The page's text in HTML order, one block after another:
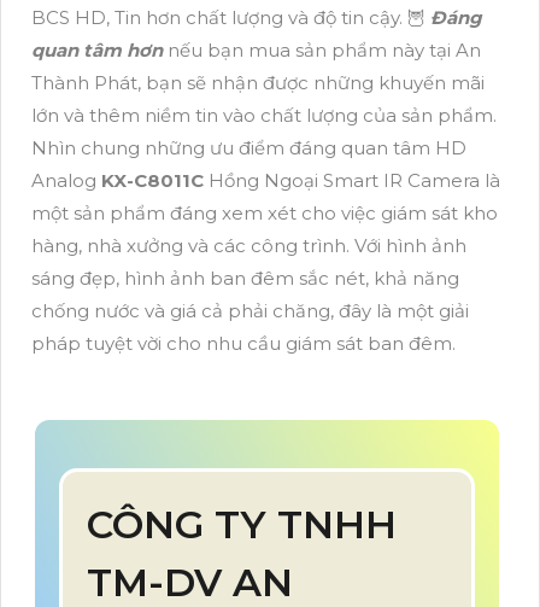
BCS HD, Tin hơn chất lượng và độ tin cậy. 🦉 Đáng
quan tâm hơn nếu bạn mua sản phẩm này tại An
Thành Phát, bạn sẽ nhận được những khuyến mãi
lớn và thêm niềm tin vào chất lượng của sản phẩm.
Nhìn chung những ưu điểm đáng quan tâm HD
Analog KX-C8011C Hồng Ngoại Smart IR Camera là
một sản phẩm đáng xem xét cho việc giám sát kho
hàng, nhà xưởng và các công trình. Với hình ảnh
sáng đẹp, hình ảnh ban đêm sắc nét, khả năng
chống nước và giá cả phải chăng, đây là một giải
pháp tuyệt vời cho nhu cầu giám sát ban đêm.
CÔNG TY TNHH
TM-DV AN